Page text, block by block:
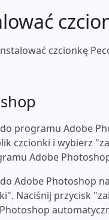
czcionkę
programu Adobe
czcionki i wybierz
Adobe
Adobe Photoshop
Naciśnij przycisk